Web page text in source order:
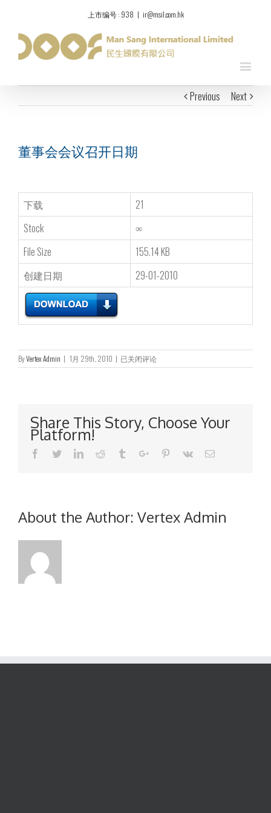
上市编号 : 938 | ir@msil.com.hk
Previous Next
董事会会议召开日期
下载
21
Stock
∞
File Size
155.14 KB
创建日期
29-01-2010
ByVertex Admin | 1月 29th, 2010 | 董
事
开
已关闭评论
Share This Story, Choose Your
Platform!
Facebook
TwitterLinkedinReddit TumblrGoogle+Pinterest
Vk Email
About the Author: Vertex Admin